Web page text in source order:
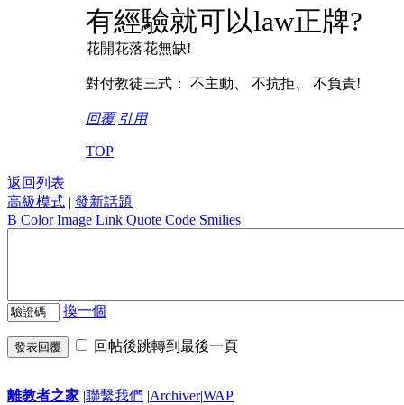
有經驗就可以law正牌?
花開花落花無缺!
對付教徒三式： 不主動、 不抗拒、 不負責!
回覆 引用
TOP
返回列表
高級模式 | 發新話題
B Color Image Link Quote Code Smilies
換一個
發表回覆 回帖後跳轉到最後一頁
離教者之家 |聯繫我們 |Archiver|WAP